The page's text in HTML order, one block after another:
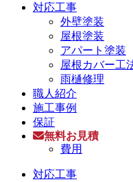
対応工事
外壁塗装
屋根塗装
アパート塗装
屋根カバー工
雨樋修理
職人紹介
施工事例
保証
無料お見積
費用
対応工事